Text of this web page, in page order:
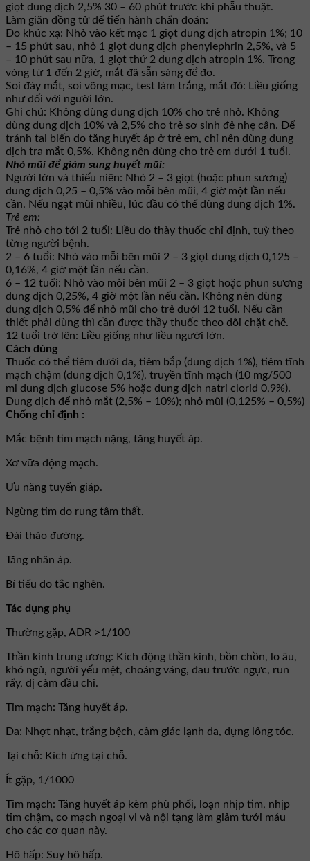
giọt dung dịch 2,5% 30 – 60 phút trước khi phẫu thuật.
Làm giãn đồng tử để tiến hành chẩn đoán:
Đo khúc xạ: Nhỏ vào kết mạc 1 giọt dung dịch atropin 1%; 10
– 15 phút sau, nhỏ 1 giọt dung dịch phenylephrin 2,5%, và 5
– 10 phút sau nữa, 1 giọt thứ 2 dung dịch atropin 1%. Trong
vòng từ 1 đến 2 giờ, mắt đã sẵn sàng để đo.
Soi đáy mắt, soi võng mạc, test làm trắng, mắt đỏ: Liều giống
như đối với người lớn.
Ghi chú: Không dùng dung dịch 10% cho trẻ nhỏ. Không
dùng dung dịch 10% và 2,5% cho trẻ sơ sinh đẻ nhẹ cân. Để
tránh tai biến do tăng huyết áp ở trẻ em, chỉ nên dùng dung
dịch tra mắt 0,5%. Không nên dùng cho trẻ em dưới 1 tuổi.
Nhỏ mũi để giảm sung huyết mũi:
Người lớn và thiếu niên: Nhỏ 2 – 3 giọt (hoặc phun sương)
dung dịch 0,25 – 0,5% vào mỗi bên mũi, 4 giờ một lần nếu
cần. Nếu ngạt mũi nhiều, lúc đầu có thể dùng dung dịch 1%.
Trẻ em:
Trẻ nhỏ cho tới 2 tuổi: Liều do thày thuốc chỉ định, tuỳ theo
từng người bệnh.
2 – 6 tuổi: Nhỏ vào mỗi bên mũi 2 – 3 giọt dung dịch 0,125 –
0,16%, 4 giờ một lần nếu cần.
6 – 12 tuổi: Nhỏ vào mỗi bên mũi 2 – 3 giọt hoặc phun sương
dung dịch 0,25%, 4 giờ một lần nếu cần. Không nên dùng
dung dịch 0,5% để nhỏ mũi cho trẻ dưới 12 tuổi. Nếu cần
thiết phải dùng thì cần được thầy thuốc theo dõi chặt chẽ.
12 tuổi trở lên: Liều giống như liều người lớn.
Cách dùng
Thuốc có thể tiêm dưới da, tiêm bắp (dung dịch 1%), tiêm tĩnh
mạch chậm (dung dịch 0,1%), truyền tĩnh mạch (10 mg/500
ml dung dịch glucose 5% hoặc dung dịch natri clorid 0,9%).
Dung dịch để nhỏ mắt (2,5% – 10%); nhỏ mũi (0,125% – 0,5%)
Chống chỉ định :
Mắc bệnh tim mạch nặng, tăng huyết áp.
Xơ vữa động mạch.
Ưu năng tuyến giáp.
Ngừng tim do rung tâm thất.
Đái tháo đường.
Tăng nhãn áp.
Bí tiểu do tắc nghẽn.
Tác dụng phụ
Thường gặp, ADR >1/100
Thần kinh trung ương: Kích động thần kinh, bồn chồn, lo âu,
khó ngủ, người yếu mệt, choáng váng, đau trước ngực, run
rẩy, dị cảm đầu chi.
Tim mạch: Tăng huyết áp.
Da: Nhợt nhạt, trắng bệch, cảm giác lạnh da, dựng lông tóc.
Tại chỗ: Kích ứng tại chỗ.
Ít gặp, 1/1000
Tim mạch: Tăng huyết áp kèm phù phổi, loạn nhịp tim, nhịp
tim chậm, co mạch ngoại vi và nội tạng làm giảm tưới máu
cho các cơ quan này.
Hô hấp: Suy hô hấp.